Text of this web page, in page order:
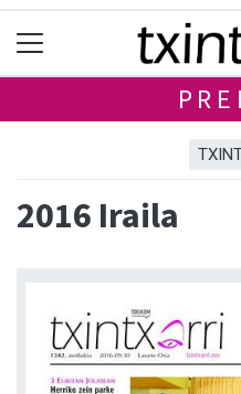
2016 Iraila